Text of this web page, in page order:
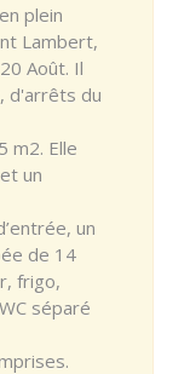
plein
Lambert,
Août. Il
d'arrêts du
m2. Elle
un
un
de 14
frigo,
séparé